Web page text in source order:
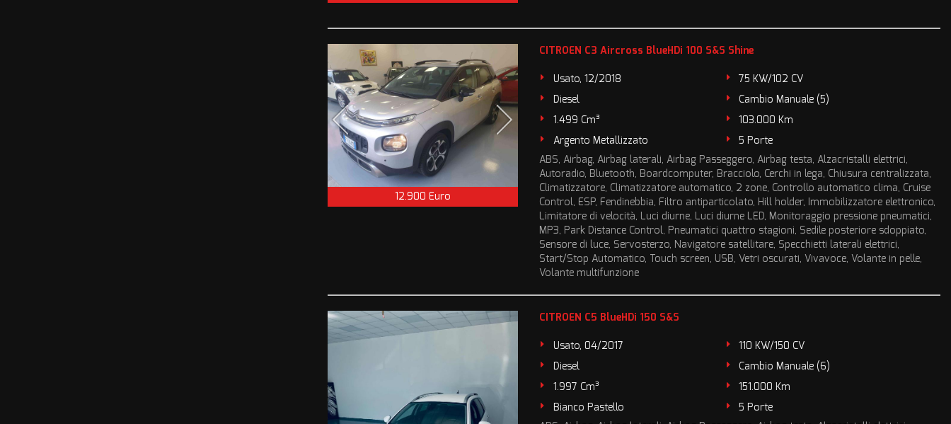
12.900 Euro
CITROEN C3 Aircross BlueHDi 100 S&S Shine
Usato, 12/2018
75 KW/102 CV
Diesel
Cambio Manuale (5)
1.499 Cm³
103.000 Km
Argento Metallizzato
5 Porte
ABS, Airbag, Airbag laterali, Airbag Passeggero, Airbag testa, Alzacristalli elettrici,
Autoradio, Bluetooth, Boardcomputer, Bracciolo, Cerchi in lega, Chiusura centralizzata,
Climatizzatore, Climatizzatore automatico, 2 zone, Controllo automatico clima, Cruise
Control, ESP, Fendinebbia, Filtro antiparticolato, Hill holder, Immobilizzatore elettronico,
Limitatore di velocità, Luci diurne, Luci diurne LED, Monitoraggio pressione pneumatici,
MP3, Park Distance Control, Pneumatici quattro stagioni, Sedile posteriore sdoppiato,
Sensore di luce, Servosterzo, Navigatore satellitare, Specchietti laterali elettrici,
Start/Stop Automatico, Touch screen, USB, Vetri oscurati, Vivavoce, Volante in pelle,
Volante multifunzione
CITROEN C5 BlueHDi 150 S&S
Usato, 04/2017
110 KW/150 CV
Diesel
Cambio Manuale (6)
1.997 Cm³
151.000 Km
Bianco Pastello
5 Porte